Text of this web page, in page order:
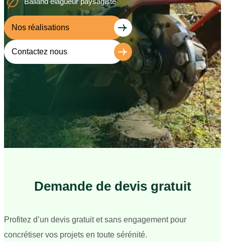
Nos réalisations
Contactez nous
Demande de devis gratuit
Profitez d’un devis gratuit et sans engagement pour
concrétiser vos projets en toute sérénité.